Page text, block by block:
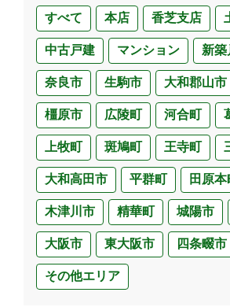
すべて 本店 香芝支店
中古戸建 マンション 新築
奈良市 生駒市 大和郡山市
橿原市 広陵町 河合町
上牧町 斑鳩町 王寺町
大和高田市 平群町 田原本
木津川市 精華町 城陽市
大阪市 東大阪市 四条畷市
その他エリア